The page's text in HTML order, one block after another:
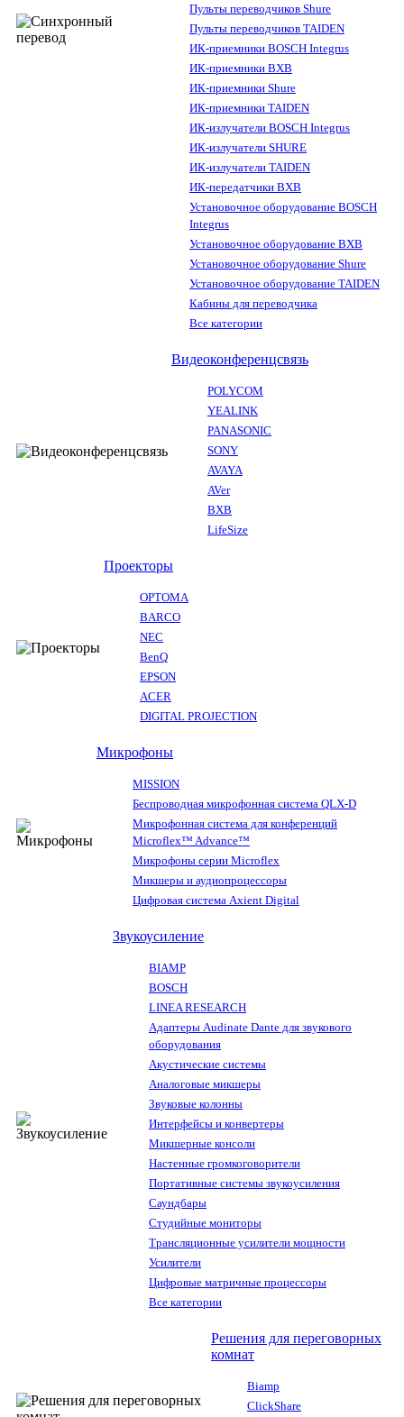
Пульты переводчиков Shure
Пульты переводчиков TAIDEN
ИК-приемники BOSCH Integrus
ИК-приемники BXB
ИК-приемники Shure
ИК-приемники TAIDEN
ИК-излучатели BOSCH Integrus
ИК-излучатели SHURE
ИК-излучатели TAIDEN
ИК-передатчики BXB
Установочное оборудование BOSCH
Integrus
Установочное оборудование BXB
Установочное оборудование Shure
Установочное оборудование TAIDEN
Кабины для переводчика
Все категории
Видеоконференцсвязь
POLYCOM
YEALINK
PANASONIC
SONY
AVAYA
AVer
BXB
LifeSize
Проекторы
OPTOMA
BARCO
NEC
BenQ
EPSON
ACER
DIGITAL PROJECTION
Микрофоны
MISSION
Беспроводная микрофонная система QLX-D
Микрофонная система для конференций
Microflex™ Advance™
Микрофоны серии Microflex
Микшеры и аудиопроцессоры
Цифровая система Axient Digital
Звукоусиление
BIAMP
BOSCH
LINEA RESEARCH
Адаптеры Audinate Dante для звукового
оборудования
Акустические системы
Аналоговые микшеры
Звуковые колонны
Интерфейсы и конвертеры
Микшерные консоли
Настенные громкоговорители
Портативные системы звукоусиления
Саундбары
Студийные мониторы
Трансляционные усилители мощности
Усилители
Цифровые матричные процессоры
Все категории
Решения для переговорных
комнат
Biamp
ClickShare